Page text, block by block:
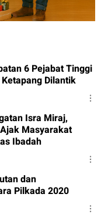
6 Pejabat Tinggi
Dilantik
Isra Miraj,
Masyarakat
Ibadah
dan
Pilkada 2020